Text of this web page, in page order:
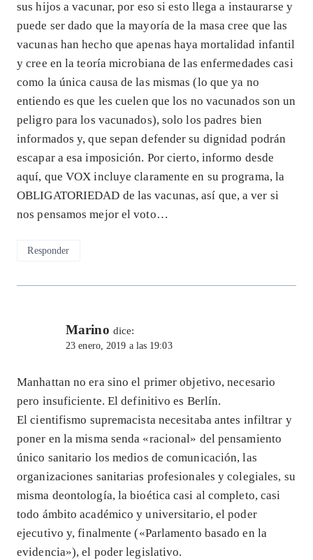
sus hijos a vacunar, por eso si esto llega a instaurarse y
puede ser dado que la mayoría de la masa cree que las
vacunas han hecho que apenas haya mortalidad infantil
y cree en la teoría microbiana de las enfermedades casi
como la única causa de las mismas (lo que ya no
entiendo es que les cuelen que los no vacunados son un
peligro para los vacunados), solo los padres bien
informados y, que sepan defender su dignidad podrán
escapar a esa imposición. Por cierto, informo desde
aquí, que VOX incluye claramente en su programa, la
OBLIGATORIEDAD de las vacunas, así que, a ver si
nos pensamos mejor el voto…
Responder
Marino dice:
23 enero, 2019 a las 19:03
Manhattan no era sino el primer objetivo, necesario
pero insuficiente. El definitivo es Berlín.
El cientifismo supremacista necesitaba antes infiltrar y
poner en la misma senda «racional» del pensamiento
único sanitario los medios de comunicación, las
organizaciones sanitarias profesionales y colegiales, su
misma deontología, la bioética casi al completo, casi
todo ámbito académico y universitario, el poder
ejecutivo y, finalmente («Parlamento basado en la
evidencia»), el poder legislativo.